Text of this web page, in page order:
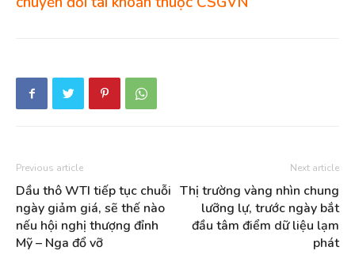
Previous article
Dầu thô WTI tiếp tục chuỗi
ngày giảm giá, sẽ thế nào
nếu hội nghị thượng đỉnh
Mỹ – Nga đổ vỡ
Next article
Thị trường vàng nhìn chung
lưỡng lự, trước ngày bắt
đầu tâm điểm dữ liệu lạm
phát